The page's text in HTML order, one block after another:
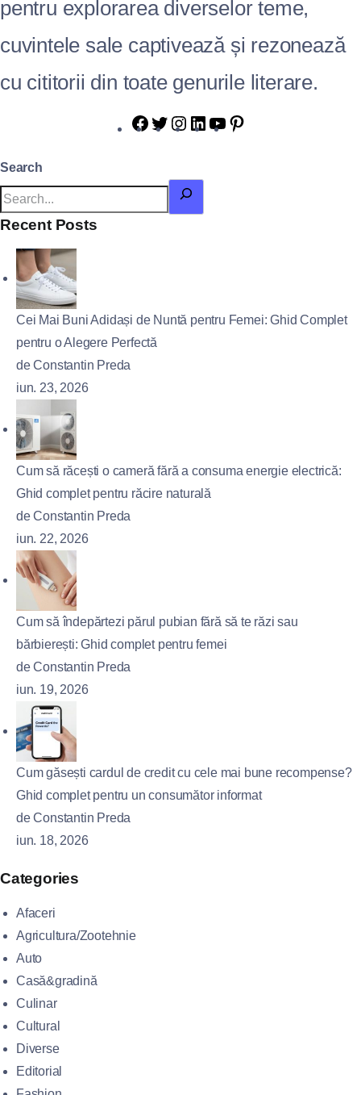
pentru explorarea diverselor teme,
cuvintele sale captivează și rezonează
cu cititorii din toate genurile literare.
Search
Recent Posts
Cei Mai Buni Adidași de Nuntă pentru Femei: Ghid Complet
pentru o Alegere Perfectă
de Constantin Preda
iun. 23, 2026
Cum să răcești o cameră fără a consuma energie electrică:
Ghid complet pentru răcire naturală
de Constantin Preda
iun. 22, 2026
Cum să îndepărtezi părul pubian fără să te răzi sau
bărbierești: Ghid complet pentru femei
de Constantin Preda
iun. 19, 2026
Cum găsești cardul de credit cu cele mai bune recompense?
Ghid complet pentru un consumător informat
de Constantin Preda
iun. 18, 2026
Categories
Afaceri
Agricultura/Zootehnie
Auto
Casă&gradină
Culinar
Cultural
Diverse
Editorial